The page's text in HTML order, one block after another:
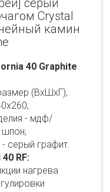
серый
Crystal
камин
40 Graphite
(ВхШхГ),
- мдф/
шпон;
серый графит.
RF:
нагрева